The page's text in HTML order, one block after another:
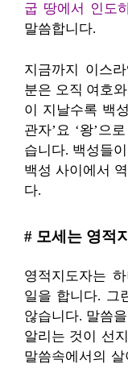
굽 땅에서 인도
말씀합니다.
지금까지 이스
분은 오직 여호
이 지날수록 백
관자’요 ‘왕’으
습니다. 백성들
백성 사이에서
다.
# 모세는 영적
영적지도자는
일을 합니다. 그
않습니다. 말씀
알리는 것이 선
말씀속에서의